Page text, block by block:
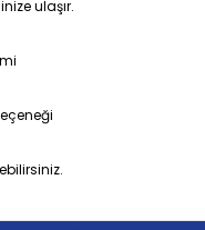
ulaşır.